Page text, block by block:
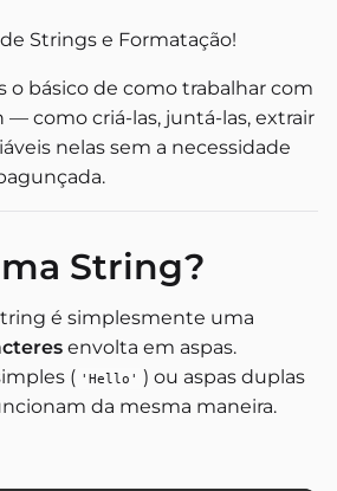
Strings e Formatação!
o básico de como trabalhar com
— como criá-las, juntá-las, extrair
nelas sem a necessidade
String?
é simplesmente uma
envolta em aspas.
( 'Hello' ) ou aspas duplas
da mesma maneira.